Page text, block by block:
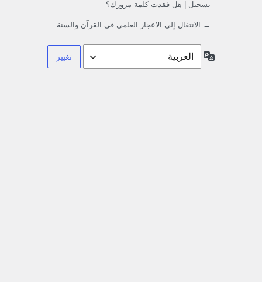
تسجيل هل فقدت كلمة مرورك؟
→ الانتقال إلى الاعجاز العلمي في القرآن والسنة
اللغة